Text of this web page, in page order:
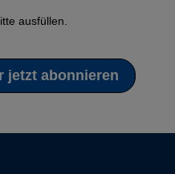
ausfüllen.
jetzt abonnieren